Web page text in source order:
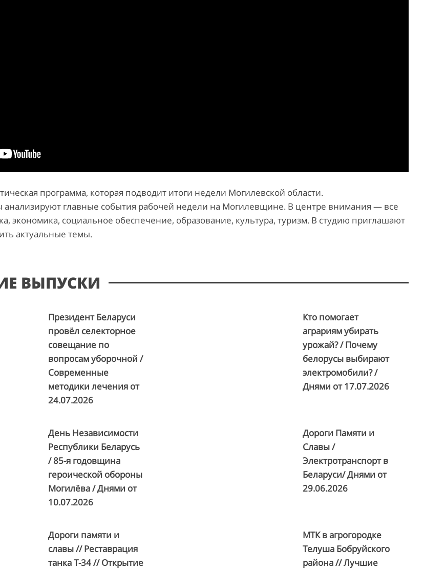
программа, которая подводит итоги недели Могилевской области.
главные события рабочей недели на Могилевщине. В центре внимания — все
экономика, социальное обеспечение, образование, культура, туризм. В студию приглашают
актуальные темы.
ВЫПУСКИ
Президент Беларуси
провёл селекторное
совещание по
вопросам уборочной /
Современные
методики лечения от
24.07.2026
Кто помогает
аграриям убирать
урожай? / Почему
белорусы выбирают
электромобили? /
Днями от17.07.2026
День Независимости
Республики Беларусь
/ 85-я годовщина
героической обороны
Могилёва / Днями от
10.07.2026
Дороги Памяти и
Славы /
Электротранспорт в
Беларуси/ Днями от
29.06.2026
Дороги памяти и
славы // Реставрация
танка Т-34 // Открытие
МТК в агрогородке
Телуша Бобруйского
района // Лучшие